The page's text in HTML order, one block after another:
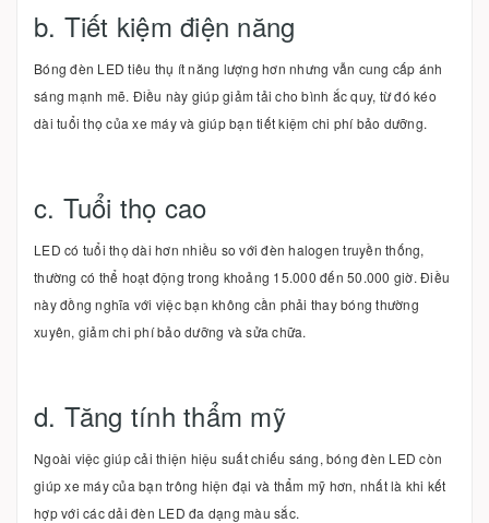
b. Tiết kiệm điện năng
Bóng đèn LED tiêu thụ ít năng lượng hơn nhưng vẫn cung cấp ánh
sáng mạnh mẽ. Điều này giúp giảm tải cho bình ắc quy, từ đó kéo
dài tuổi thọ của xe máy và giúp bạn tiết kiệm chi phí bảo dưỡng.
c. Tuổi thọ cao
LED có tuổi thọ dài hơn nhiều so với đèn halogen truyền thống,
thường có thể hoạt động trong khoảng 15.000 đến 50.000 giờ. Điều
này đồng nghĩa với việc bạn không cần phải thay bóng thường
xuyên, giảm chi phí bảo dưỡng và sửa chữa.
d. Tăng tính thẩm mỹ
Ngoài việc giúp cải thiện hiệu suất chiếu sáng, bóng đèn LED còn
giúp xe máy của bạn trông hiện đại và thẩm mỹ hơn, nhất là khi kết
hợp với các dải đèn LED đa dạng màu sắc.